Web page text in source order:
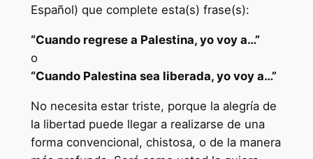
Español) que complete esta(s) frase(s):
“Cuando regrese a Palestina, yo voy a…”
o
“Cuando Palestina sea liberada, yo voy a…”
No necesita estar triste, porque la alegría de
la libertad puede llegar a realizarse de una
forma convencional, chistosa, o de la manera